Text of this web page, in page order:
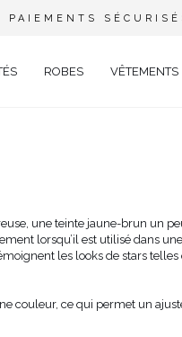
PAIEMENTS
ROBES
ÉLÉGANT
SOIRÉE
VÊTEMENTS
LES CHEVEUX
une teinte jaune-brun un
lorsqu’il est utilisé dans
les looks de stars
couleur, ce qui permet un